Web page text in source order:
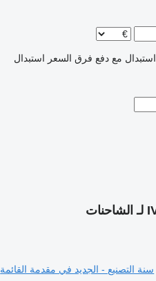
استبدال مع دفع فرق السعر استبدال
سنة التصنيع - الجديد في مقدمة القائمة